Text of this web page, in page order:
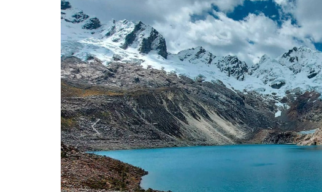
Previous